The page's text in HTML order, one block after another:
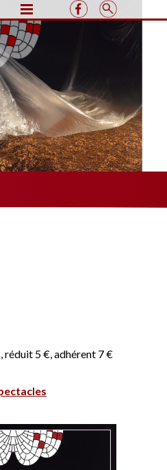
réduit 5 €, adhérent 7 €